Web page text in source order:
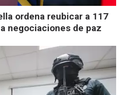
ordena reubicar a 117
negociaciones de paz